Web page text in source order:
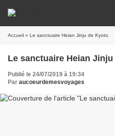
Accueil » Le sanctuaire Heian Jinju de Kyoto.
Le sanctuaire Heian
Publié le 24/07/2019 à 19:34
Par aucoeurdemesvoyages